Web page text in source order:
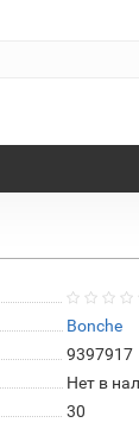
Bonche
9397917
Нет в
30